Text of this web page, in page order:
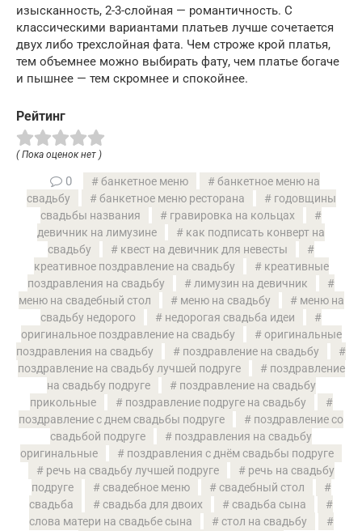
изысканность, 2-3-слойная — романтичность. С
классическими вариантами платьев лучше сочетается
двух либо трехслойная фата. Чем строже крой платья,
тем объемнее можно выбирать фату, чем платье богаче
и пышнее — тем скромнее и спокойнее.
Рейтинг
( Пока оценок нет )
0 банкетное меню
банкетное меню на
свадьбу
банкетное меню ресторана
годовщины
свадьбы названия
гравировка на кольцах
девичник на лимузине
как подписать конверт на
свадьбу
квест на девичник для невесты
креативное поздравление на свадьбу
креативные
поздравления на свадьбу
лимузин на девичник
меню на свадебный стол
меню на свадьбу
меню на
свадьбу недорого
недорогая свадьба идеи
оригинальное поздравление на свадьбу
оригинальные
поздравления на свадьбу
поздравление на свадьбу
поздравление на свадьбу лучшей подруге
поздравление
на свадьбу подруге
поздравление на свадьбу
прикольные
поздравление подруге на свадьбу
поздравление с днем свадьбы подруге
поздравление со
свадьбой подруге
поздравления на свадьбу
оригинальные
поздравления с днём свадьбы подруге
речь на свадьбу лучшей подруге
речь на свадьбу
подруге
свадебное меню
свадебный стол
свадьба
свадьба для двоих
свадьба сына
слова матери на свадьбе сына
стол на свадьбу